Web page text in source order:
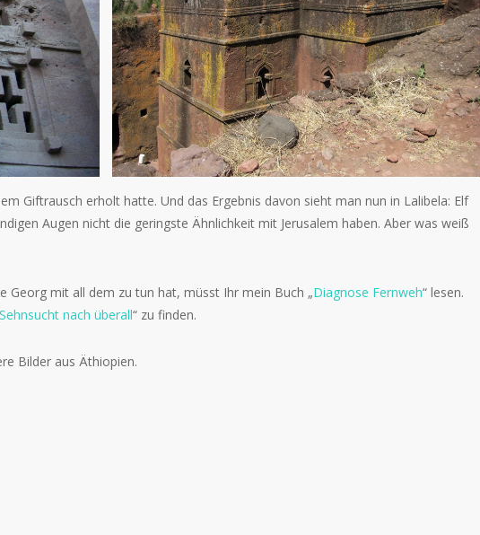
Giftrausch erholt hatte. Und das Ergebnis davon sieht man nun in Lalibela: Elf
Augen nicht die geringste Ähnlichkeit mit Jerusalem haben. Aber was weiß
Georg mit all dem zu tun hat, müsst Ihr mein Buch „Diagnose Fernweh“ lesen.
Sehnsucht nach überall“ zu finden.
Bilder aus Äthiopien.